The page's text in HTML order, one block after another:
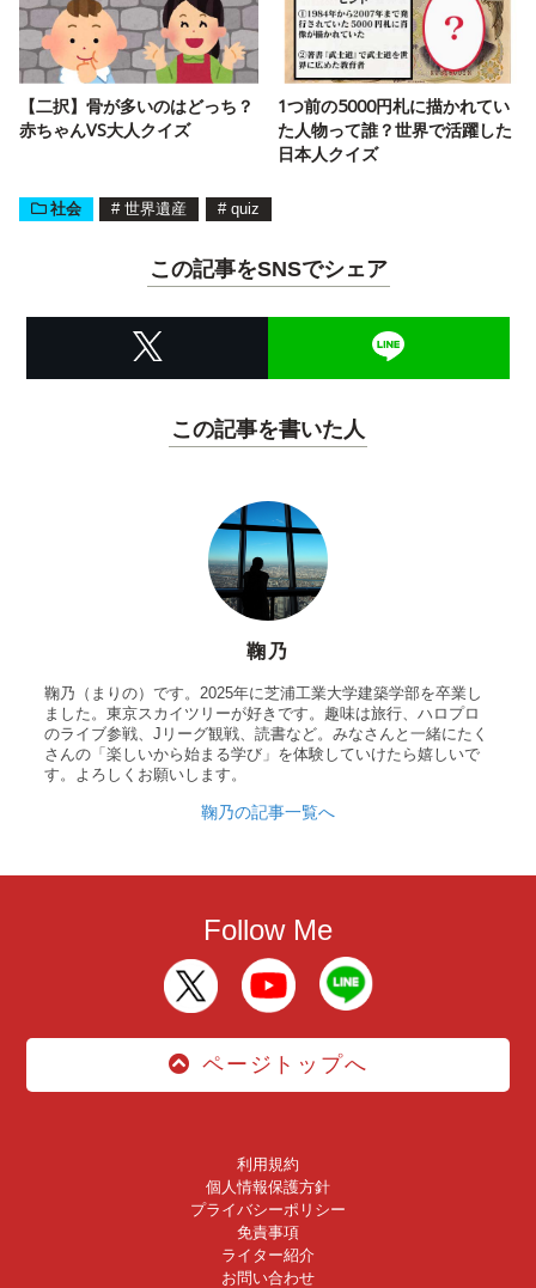
【二択】骨が多いのはどっち？
赤ちゃんVS大人クイズ
1つ前の5000円札に描かれてい
た人物って誰？世界で活躍した
日本人クイズ
社会 # 世界遺産 # quiz
この記事をSNSでシェア
この記事を書いた人
鞠乃
鞠乃（まりの）です。2025年に芝浦工業大学建築学部を卒業し
ました。東京スカイツリーが好きです。趣味は旅行、ハロプロ
のライブ参戦、Jリーグ観戦、読書など。みなさんと一緒にたく
さんの「楽しいから始まる学び」を体験していけたら嬉しいで
す。よろしくお願いします。
鞠乃の記事一覧へ
Follow Me
ページトップへ
利用規約
個人情報保護方針
プライバシーポリシー
免責事項
ライター紹介
お問い合わせ